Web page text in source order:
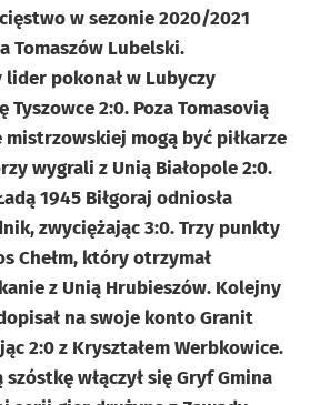
w sezonie 2020/2021
Tomaszów Lubelski.
pokonał w Lubyczy
Tyszowce 2:0. Poza Tomasovią
mogą być piłkarze
wygrali z Unią Białopole 2:0.
1945 Biłgoraj odniosła
zwyciężając 3:0. Trzy punkty
Chełm, który otrzymał
z Unią Hrubieszów. Kolejny
na swoje konto Granit
2:0 z Kryształem Werbkowice.
włączył się Gryf Gmina